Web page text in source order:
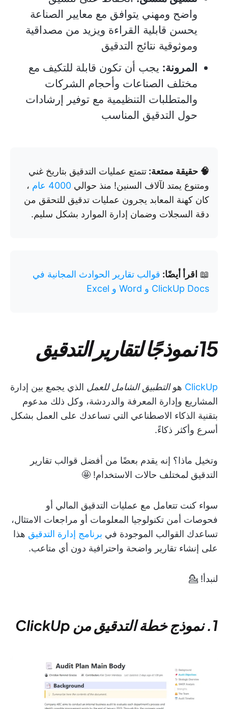
واضح ومهني يتوافق مع معايير الصناعة
يحسن قابلية القراءة ويزيد من مصداقية
وموثوقية نتائج التدقيق
المرونة: يجب أن تكون قابلة للتكيف مع
مختلف الصناعات وأحجام الشركات
والمتطلبات التنظيمية مع توفير إرشادات
حول التدقيق المناسب
🧠 حقيقة ممتعة: تتمتع عمليات التدقيق بتاريخ غني
ومتنوع يمتد لآلاف السنين! منذ حوالي 4000 عام
،
كان كهنة المعابد يجرون عمليات تدقيق للتحقق من
دقة السجلات وضمان إدارة الموارد بشكل سليم.
📖 اقرأ أيضًا: قوالب تقارير الحوادث المجانية في
ClickUp Docs و Word و Excel
15 نموذجًا لتقارير التدقيق
ClickUp هوالتطبيق الشامل للعمل الذي يجمع بين إدارة
المشاريع وإدارة المعرفة والدردشة، وكل ذلك مدعوم
بتقنية الذكاء الاصطناعي التي تساعدك على العمل بشكل
أسرع وأكثر ذكاءً.
وتخيل ماذا؟ إنه يقدم بعضًا من أفضل قوالب تقارير
التدقيق لمختلف حالات الاستخدام! 🤩
سواء كنت تتعامل مع عمليات التدقيق المالي أو
فحوصات أمن تكنولوجيا المعلومات أو مراجعات الامتثال،
تساعدك القوالب الموجودة في برنامج إدارة التدقيق هذا
على إنشاء تقارير واضحة واحترافية دون أي متاعب.
لنبدأ! 💁
1. نموذج خطة التدقيق من ClickUp